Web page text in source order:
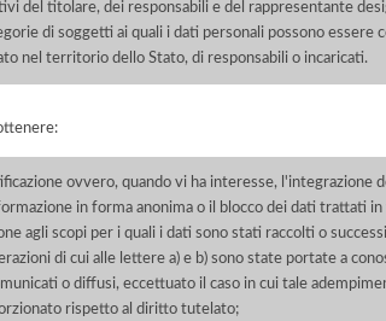
del titolare, dei responsabili e del rappresentante
di soggetti ai quali i dati personali possono essere
nel territorio dello Stato, di responsabili o incaricati.
ovvero, quando vi ha interesse, l'integrazione
in forma anonima o il blocco dei dati trattati
agli scopi per i quali i dati sono stati raccolti o
di cui alle lettere a) e b) sono state portate a
o diffusi, eccettuato il caso in cui tale
rispetto al diritto tutelato;